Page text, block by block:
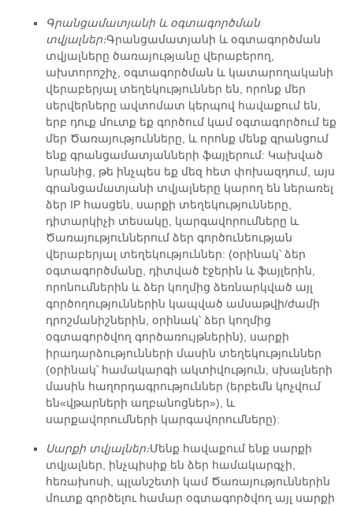
Գրանցամատյանի և օգտագործման
տվյալներ։Գրանցամատյանի և օգտագործման
տվյալները ծառայությանը վերաբերող,
ախտորոշիչ, օգտագործման և կատարողականի
վերաբերյալ տեղեկություններ են, որոնք մեր
սերվերները ավտոմատ կերպով հավաքում են,
երբ դուք մուտք եք գործում կամ օգտագործում եք
մեր Ծառայությունները, և որոնք մենք գրանցում
ենք գրանցամատյանների ֆայլերում: Կախված
նրանից, թե ինչպես եք մեզ հետ փոխազդում, այս
գրանցամատյանի տվյալները կարող են ներառել
ձեր IP հասցեն, սարքի տեղեկությունները,
դիտարկիչի տեսակը, կարգավորումները և
Ծառայություններում ձեր գործունեության
վերաբերյալ տեղեկություններ: (օրինակ՝ ձեր
օգտագործմանը, դիտված էջերին և ֆայլերին,
որոնումներին և ձեր կողմից ձեռնարկված այլ
գործողություններին կապված ամսաթվի/ժամի
դրոշմանիշներին, օրինակ՝ ձեր կողմից
օգտագործվող գործառույթներին), սարքի
իրադարձությունների մասին տեղեկություններ
(օրինակ՝ համակարգի ակտիվություն, սխալների
մասին հաղորդագրություններ (երբեմն կոչվում
են«վթարների աղբանոցներ»), և
սարքավորումների կարգավորումները):
Սարքի տվյալներ։Մենք հավաքում ենք սարքի
տվյալներ, ինչպիսիք են ձեր համակարգչի,
հեռախոսի, պլանշետի կամ Ծառայություններին
մուտք գործելու համար օգտագործվող այլ սարքի